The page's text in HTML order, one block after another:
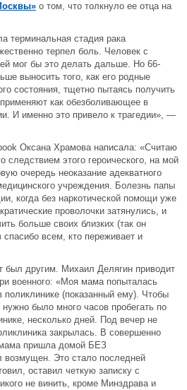
о том, что толкнуло ее отца на
терминальная стадия рака
терпел боль. Человек с
мог бы это делать дальше. Но 66-
выносить того, как его родные
состояния, тщетно пытаясь получить
как обезболивающее в
И именно это привело к трагедии», —
Оксана Храмова написала: «Считаю
следствием этого героического, на мой
очередь неоказание адекватного
учреждения. Болезнь папы
когда без наркотической помощи уже
проволочки затянулись, и
больше своих близких (так он
всем, кто переживает и
был другим. Михаил Делягин приводит
военного: «Моя мама попыталась
(показанный ему). Чтобы
было много часов пробегать по
несколько дней. Под вечер не
закрылась. В совершенно
пришла домой БЕЗ
Это стало последней
оставил четкую записку с
не винить, кроме Минздрава и